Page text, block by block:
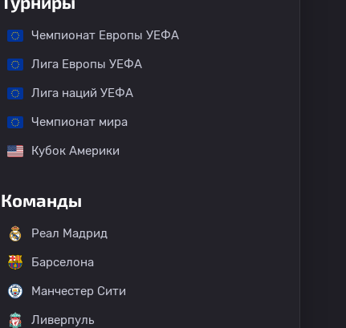
Чемпионат Европы УЕФА
Лига Европы УЕФА
Лига наций УЕФА
Чемпионат мира
Кубок Америки
Команды
Реал Мадрид
Барселона
Манчестер Сити
Ливерпуль